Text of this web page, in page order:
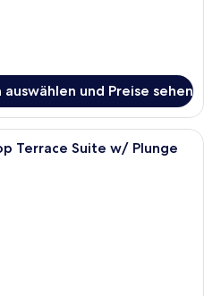
auswählen und Preise sehen
Eine moderne Außenterrasse mit
Terrace Suite w/ Plunge